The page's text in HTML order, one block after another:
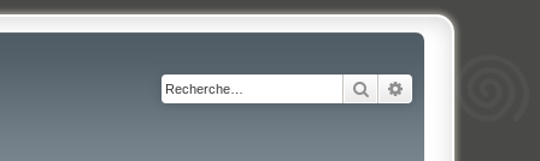
Rechercher